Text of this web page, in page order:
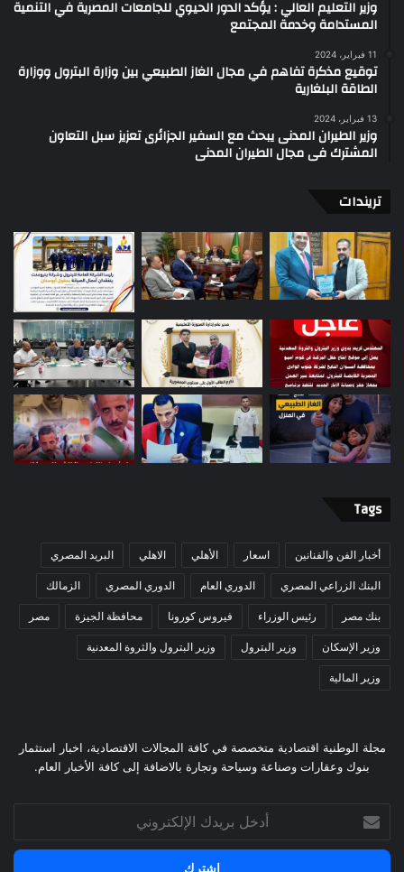
وزير التعليم العالي : يؤكد الدور الحيوي للجامعات المصرية في التنمية
المستدامة وخدمة المجتمع
11 فبراير، 2024
توقيع مذكرة تفاهم في مجال الغاز الطبيعي بين وزارة البترول ووزارة
الطاقة البلغارية
13 فبراير، 2024
وزير الطيران المدنى يبحث مع السفير الجزائرى تعزيز سبل التعاون
المشترك فى مجال الطيران المدنى
تريندات
Tags
أخبار الفن والفنانين اسعار الأهلي الاهلي البريد المصري
البنك الزراعي المصري الدوري العام الدوري المصري الزمالك
بنك مصر رئيس الوزراء فيروس كورونا محافظة الجيزة مصر
وزير الإسكان وزير البترول وزير البترول والثروة المعدنية
وزير المالية
مجلة الوطنية اقتصادية متخصصة في كافة المجالات الاقتصادية، اخبار استثمار
بنوك وعقارات وصناعة وسياحة وتجارة بالاضافة إلى كافة الأخبار العام.
بريدك
الإلكتروني